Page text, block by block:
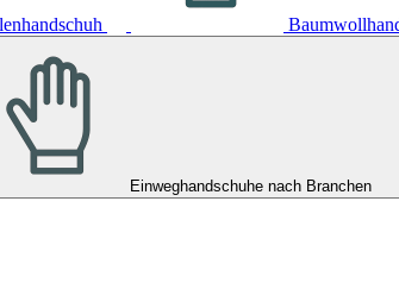
Einweghandschuhe nach Branchen